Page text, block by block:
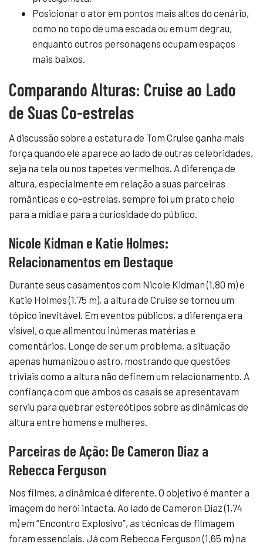
Posicionar o ator em pontos mais altos do cenário,
como no topo de uma escada ou em um degrau,
enquanto outros personagens ocupam espaços
mais baixos.
Comparando Alturas: Cruise ao Lado
de Suas Co-estrelas
A discussão sobre a estatura de Tom Cruise ganha mais
força quando ele aparece ao lado de outras celebridades,
seja na tela ou nos tapetes vermelhos. A diferença de
altura, especialmente em relação a suas parceiras
românticas e co-estrelas, sempre foi um prato cheio
para a mídia e para a curiosidade do público.
Nicole Kidman e Katie Holmes:
Relacionamentos em Destaque
Durante seus casamentos com Nicole Kidman (1,80 m) e
Katie Holmes (1,75 m), a altura de Cruise se tornou um
tópico inevitável. Em eventos públicos, a diferença era
visível, o que alimentou inúmeras matérias e
comentários. Longe de ser um problema, a situação
apenas humanizou o astro, mostrando que questões
triviais como a altura não definem um relacionamento. A
confiança com que ambos os casais se apresentavam
serviu para quebrar estereótipos sobre as dinâmicas de
altura entre homens e mulheres.
Parceiras de Ação: De Cameron Diaz a
Rebecca Ferguson
Nos filmes, a dinâmica é diferente. O objetivo é manter a
imagem do herói intacta. Ao lado de Cameron Diaz (1,74
m) em “Encontro Explosivo”, as técnicas de filmagem
foram essenciais. Já com Rebecca Ferguson (1,65 m) na